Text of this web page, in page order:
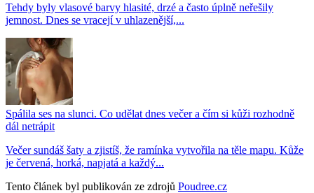
Tehdy byly vlasové barvy hlasité, drzé a často úplně neřešily
jemnost. Dnes se vracejí v uhlazenější,...
Spálila ses na slunci. Co udělat dnes večer a čím si kůži rozhodně
dál netrápit
Večer sundáš šaty a zjistíš, že ramínka vytvořila na těle mapu. Kůže
je červená, horká, napjatá a každý...
Tento článek byl publikován ze zdrojů Poudree.cz